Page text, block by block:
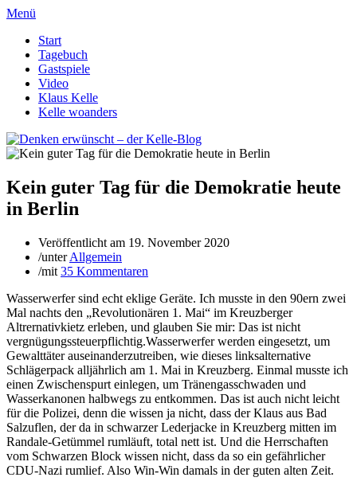
Menü
Start
Tagebuch
Gastspiele
Video
Klaus Kelle
Kelle woanders
Kein guter Tag für die Demokratie heute
in Berlin
Veröffentlicht am 19. November 2020
/unterAllgemein
/mit 35 Kommentaren
Wasserwerfer sind echt eklige Geräte. Ich musste in den 90ern zwei
Mal nachts den „Revolutionären 1. Mai“ im Kreuzberger
Altrernativkietz erleben, und glauben Sie mir: Das ist nicht
vergnügungssteuerpflichtig.Wasserwerfer werden eingesetzt, um
Gewalttäter auseinanderzutreiben, wie dieses linksalternative
Schlägerpack alljährlich am 1. Mai in Kreuzberg. Einmal musste ich
einen Zwischenspurt einlegen, um Tränengasschwaden und
Wasserkanonen halbwegs zu entkommen. Das ist auch nicht leicht
für die Polizei, denn die wissen ja nicht, dass der Klaus aus Bad
Salzuflen, der da in schwarzer Lederjacke in Kreuzberg mitten im
Randale-Getümmel rumläuft, total nett ist. Und die Herrschaften
vom Schwarzen Block wissen nicht, dass da so ein gefährlicher
CDU-Nazi rumlief. Also Win-Win damals in der guten alten Zeit.